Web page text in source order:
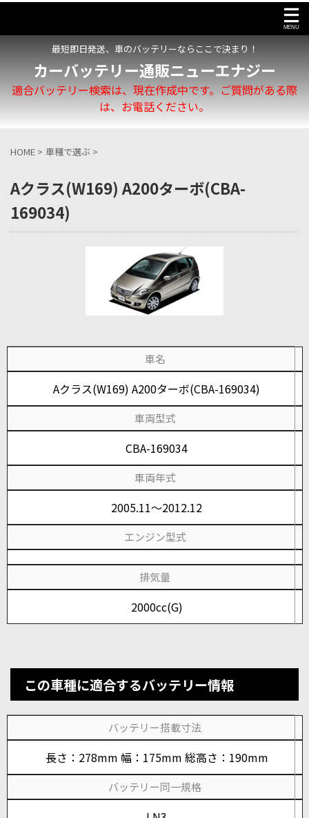
最短即日発送、車のバッテリーならここで決まり！
カーバッテリー通販ニューエナジー
適合バッテリー検索は、現在作成中です。ご質問がある際
は、お電話ください。
HOME > 車種で選ぶ >
Aクラス(W169) A200ターボ(CBA-
169034)
車名
Aクラス(W169) A200ターボ(CBA-169034)
車両型式
CBA-169034
車両年式
2005.11～2012.12
エンジン型式
排気量
2000cc(G)
この車種に適合するバッテリー情報
バッテリー搭載寸法
長さ：278mm 幅：175mm 総高さ：190mm
バッテリー同一規格